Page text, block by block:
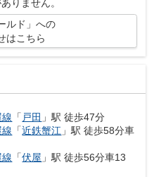
りません。
ルド」への
はこちら
「 戸田 」駅 徒歩47分
「近鉄蟹江 」駅 徒歩58分車
「伏屋 」駅 徒歩56分車13